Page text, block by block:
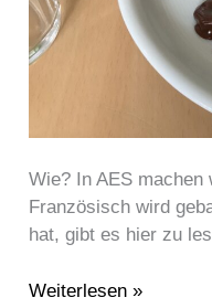
Wie? In AES
Französisch wird
hat, gibt es hier zu
Weiterlesen »